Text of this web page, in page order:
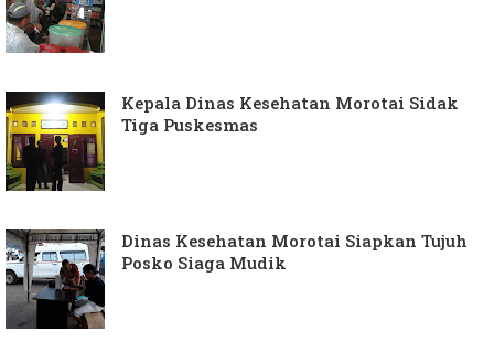
Kepala Dinas Kesehatan Morotai Sidak
Tiga Puskesmas
Dinas Kesehatan Morotai Siapkan Tujuh
Posko Siaga Mudik